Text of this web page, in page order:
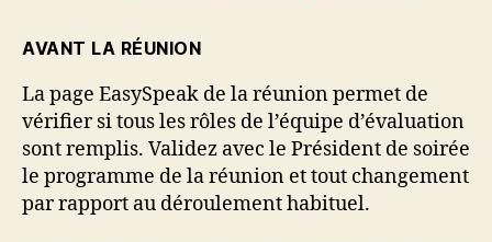
AVANT LA RÉUNION
La page EasySpeak de la réunion permet de
vérifier si tous les rôles de l’équipe d’évaluation
sont remplis. Validez avec le Président de soirée
le programme de la réunion et tout changement
par rapport au déroulement habituel.